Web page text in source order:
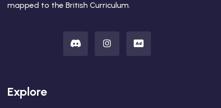
mapped to the British Curriculum.
Explore